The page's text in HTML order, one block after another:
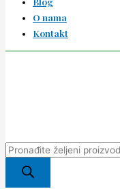
O nama
Kontakt